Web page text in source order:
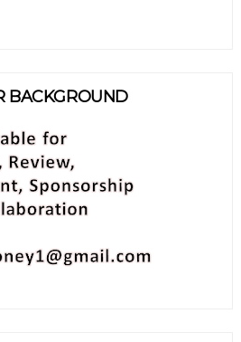
BACKGROUND